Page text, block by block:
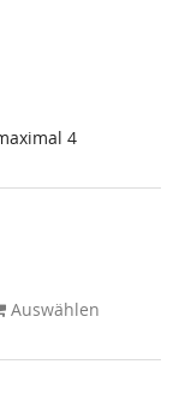
4
Auswählen